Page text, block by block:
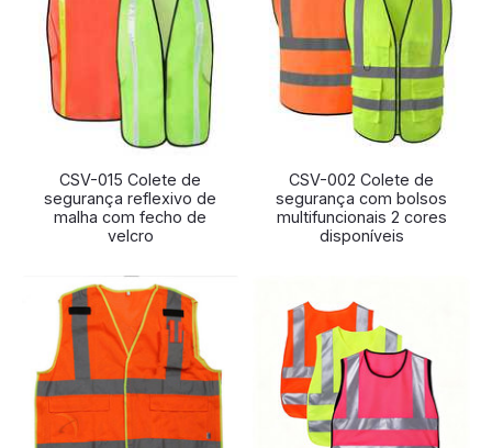
CSV-015 Colete de
segurança reflexivo de
malha com fecho de
velcro
CSV-002 Colete de
segurança com bolsos
multifuncionais 2 cores
disponíveis